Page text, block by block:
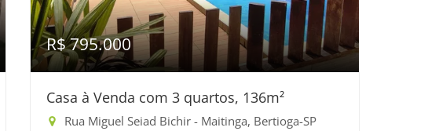
R$ 795.000
Casa à Venda com 3 quartos, 136m²
Rua Miguel Seiad Bichir - Maitinga, Bertioga-SP